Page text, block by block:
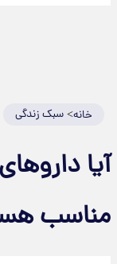
خانه>سبک زندگی
آیا
مناسب